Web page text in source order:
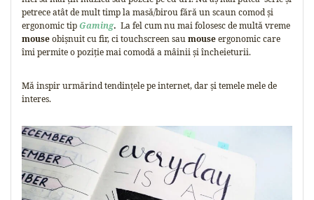
petrece atât de mult timp la masă/birou fără un scaun comod și
ergonomic tipGaming. La fel cum nu mai folosesc de multă vreme
mouseobișnuit cu fir, ci touchscreen saumouseergonomic care
îmi permite o poziție mai comodă a mâinii și încheieturii.
Mă inspir urmărind tendințele pe internet, dar și temele mele de
interes.